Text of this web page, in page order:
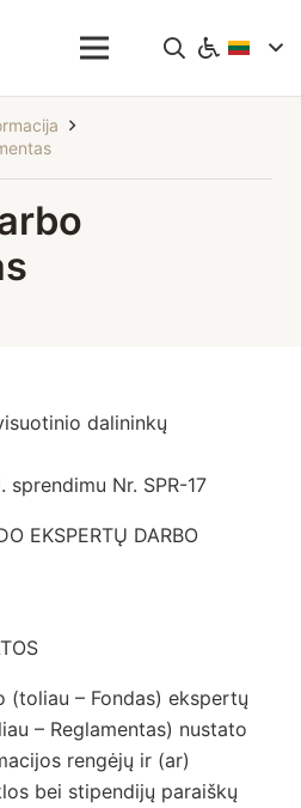
dalininkų
Nr. SPR-17
EKSPERTŲ DARBO
(toliau – Fondas) ekspertų
– Reglamentas) nustato
rengėjų ir (ar)
bei stipendijų paraiškų